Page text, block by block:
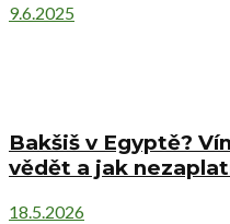
9.6.2025
Bakšiš v Egyptě?
vědět a jak
18.5.2026